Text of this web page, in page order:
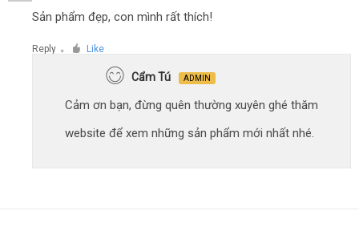
Sản phẩm đẹp, con mình rất thích!
Reply ● Like
Cẩm Tú ADMIN
Cảm ơn bạn, đừng quên thường xuyên ghé thăm
website để xem những sản phẩm mới nhất nhé.